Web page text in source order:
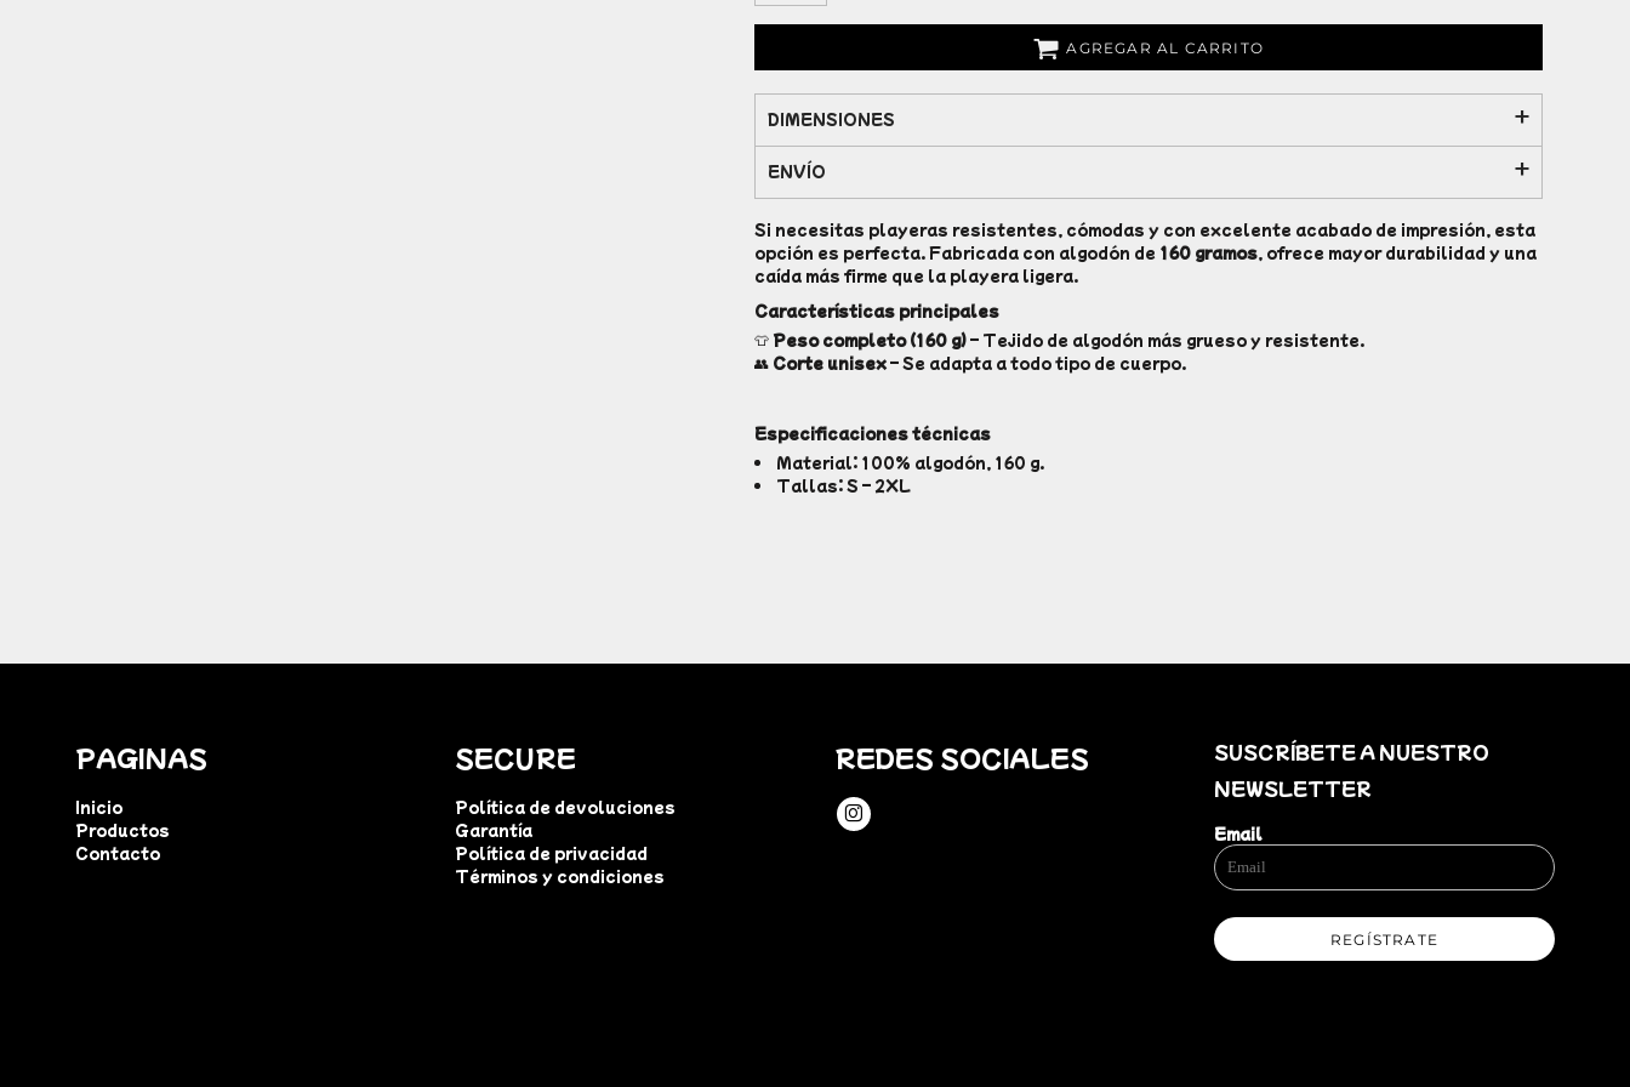
AGREGAR AL CARRITO
DIMENSIONES
ENVÍO
Si necesitas playeras resistentes, cómodas y con excelente acabado de impresión, esta
opción es perfecta. Fabricada con algodón de 160 gramos , ofrece mayor durabilidad y una
caída más firme que la playera ligera.
Características principales
👕 Peso completo (160 g)– Tejido de algodón más grueso y resistente.
👥 Corte unisex– Se adapta a todo tipo de cuerpo.
Especificaciones técnicas
Material: 100% algodón, 160 g.
Tallas: S – 2XL
PAGINAS
Inicio
Productos
Contacto
SECURE
Política de devoluciones
Garantía
Política de privacidad
Términos y condiciones
REDES SOCIALES
SUSCRÍBETE A NUESTRO
NEWSLETTER
Email
REGÍSTRATE